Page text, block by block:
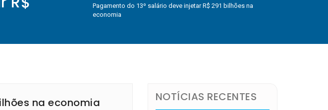
Pagamento do 13º salário deve injetar R$ 291 bilhões na
economia
na economia NOTÍCIAS RECENTES